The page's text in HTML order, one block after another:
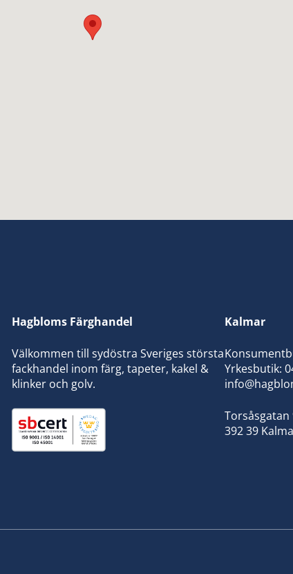
Hagbloms Färghandel
Välkommen till sydöstra Sveriges största
fackhandel inom färg, tapeter, kakel &
klinker och golv.
Kalmar
Yrkesbutik:
Torsåsgatan
392 39